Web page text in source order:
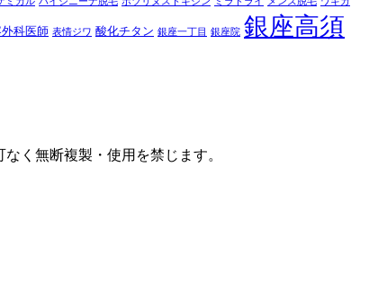
科医師 表情ジワ 酸化チタン 銀座一丁目 銀座院 銀座高須
く無断複製・使用を禁じます。